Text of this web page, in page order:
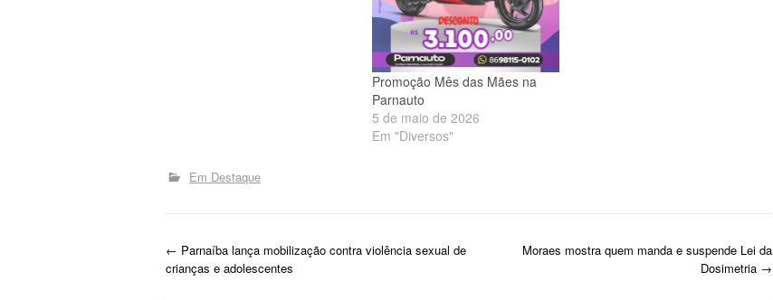
Promoção Mês das Mães na
Parnauto
5 de maio de 2026
Em "Diversos"
Em Destaque
P
← Parnaíba lança mobilização contra violência sexual de
crianças e adolescentes
Moraes mostra quem manda e suspende Lei da
Dosimetria →